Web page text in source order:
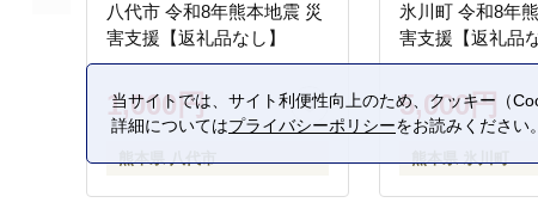
八代市 令和8年熊本地震 災
害支援【返礼品なし】
1,000円
熊本県 八代市
氷川町 令和8年
害支援【返礼品
5,000円
熊本県 氷川町
当サイトでは、サイト利便性向上のため、クッキー（
詳細についてはプライバシーポリシーをお読みください。